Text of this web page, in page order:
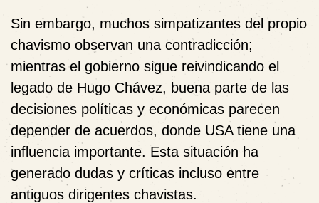
Sin embargo, muchos simpatizantes del propio
chavismo observan una contradicción;
mientras el gobierno sigue reivindicando el
legado de Hugo Chávez, buena parte de las
decisiones políticas y económicas parecen
depender de acuerdos, donde USA tiene una
influencia importante. Esta situación ha
generado dudas y críticas incluso entre
antiguos dirigentes chavistas.